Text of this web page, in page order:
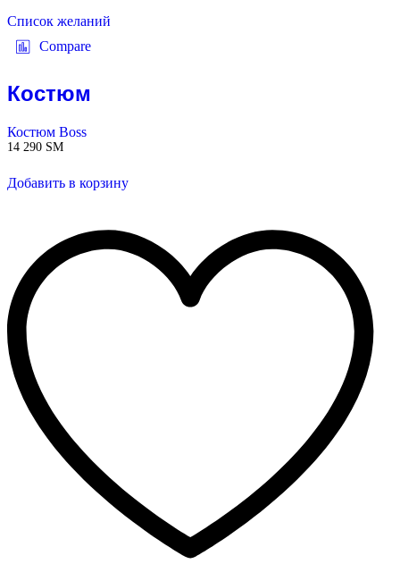
Список желаний
Compare
Костюм
Костюм Boss
14 290 ЅМ
Добавить в корзину